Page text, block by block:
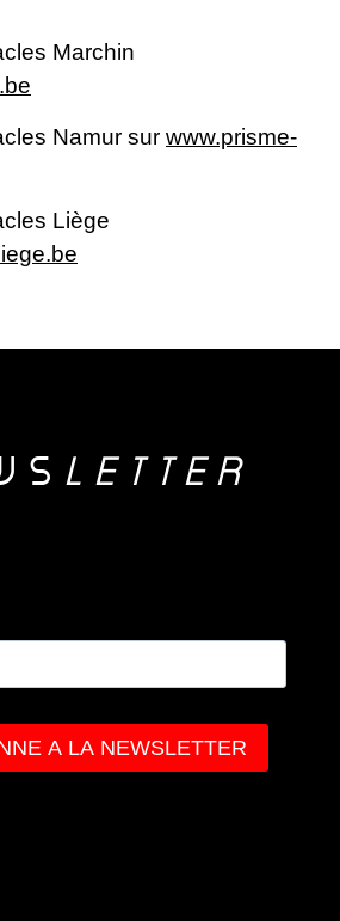
Marchin
Namur sur www.prisme-
Liège
LETTER